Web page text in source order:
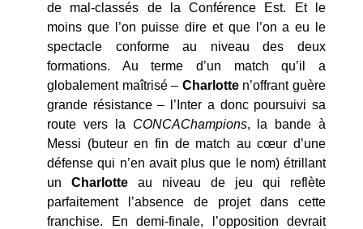
de mal-classés de la Conférence Est. Et le
moins que l’on puisse dire et que l’on a eu le
spectacle conforme au niveau des deux
formations. Au terme d’un match qu’il a
globalement maîtrisé – Charlotten’offrant guère
grande résistance – l’Inter a donc poursuivi sa
route vers la CONCAChampions, la bande à
Messi (buteur en fin de match au cœur d’une
défense qui n’en avait plus que le nom) étrillant
un Charlotte au niveau de jeu qui reflète
parfaitement l’absence de projet dans cette
franchise. En demi-finale, l’opposition devrait